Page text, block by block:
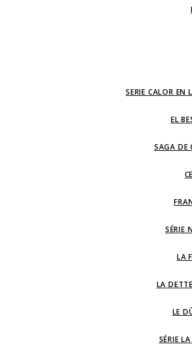
SERIE CALOR EN
EL
SAGA DE
SÉRIE
LA
LA
LE
SÉRIE